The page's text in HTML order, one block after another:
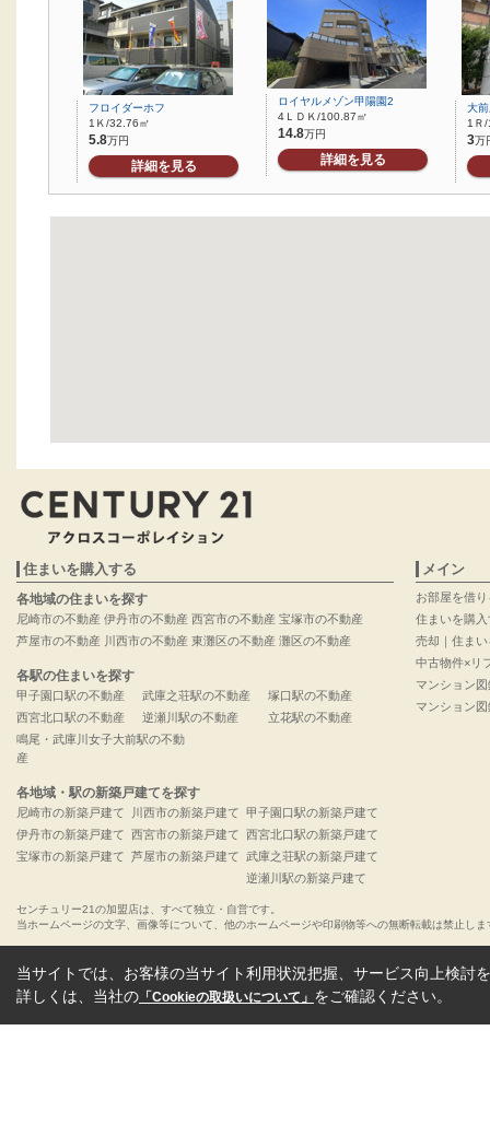
フロイダーホフ
1Ｋ/32.76㎡
5.8万円
詳細を見る
ロイヤルメゾン甲陽園2
4ＬＤＫ/100.87㎡
14.8万円
詳細を見る
大
1Ｒ
3万
住まいを購入する
各地域の住まいを探す
尼崎市の不動産
芦屋市の不動産
伊丹市の不動産
川西市の不動産
西宮市の不動産
東灘区の不動産
宝塚市の不動産
灘区の不動産
各駅の住まいを探す
甲子園口駅の不動産
西宮北口駅の不動産
武庫之荘駅の不動産
逆瀬川駅の不動産
塚口駅の不動産
立花駅の不動産
鳴尾・武庫川女子大前駅の不動
産
各地域・駅の新築戸建てを探す
尼崎市の新築戸建て
伊丹市の新築戸建て
宝塚市の新築戸建て
川西市の新築戸建て
西宮市の新築戸建て
芦屋市の新築戸建て
甲子園口駅の新築戸建て
西宮北口駅の新築戸建て
武庫之荘駅の新築戸建て
逆瀬川駅の新築戸建て
メイン
お部屋を借り
住まいを購入
売却｜住ま
中古物件×リ
マンション
マンション
センチュリー21の加盟店は、すべて独立・自営です。
当ホームページの文字、画像等について、他のホームページや印刷物等への無断転載は禁止しま
当サイトでは、お客様の当サイト利用状況把握、サービス向上検討
詳しくは、当社の 「Cookieの取扱いについて」 をご確認ください。